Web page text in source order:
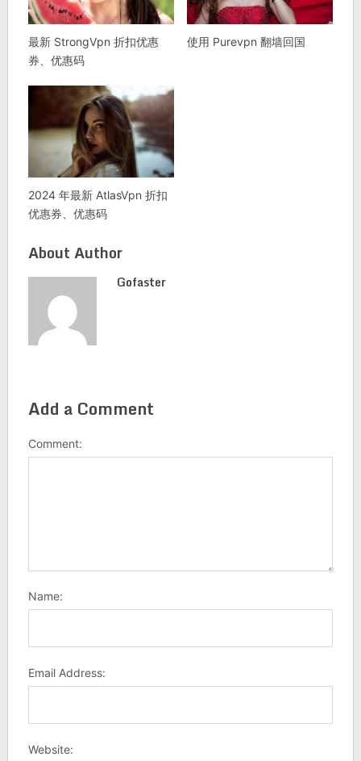
最新 StrongVpn 折扣优惠
券、优惠码
使用 Purevpn 翻墙回国
2024 年最新 AtlasVpn 折扣
优惠券、优惠码
About Author
Gofaster
Add a Comment
Comment:
Name:
Email Address:
Website: